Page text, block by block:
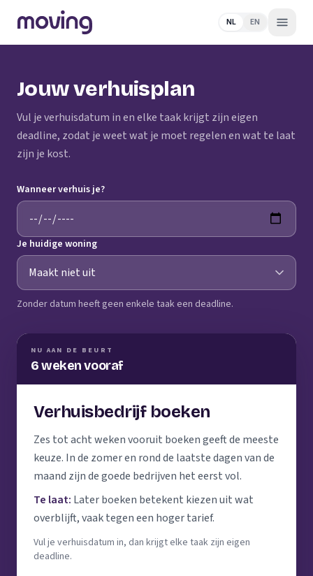
NL EN
Jouw verhuisplan
Vul je verhuisdatum in en elke taak krijgt zijn eigen
deadline, zodat je weet wat je moet regelen en wat te laat
zijn je kost.
Wanneer verhuis je?
Je huidige woning
Zonder datum heeft geen enkele taak een deadline.
NU AAN DE BEURT
6 weken vooraf
Verhuisbedrijf boeken
Zes tot acht weken vooruit boeken geeft de meeste
keuze. In de zomer en rond de laatste dagen van de
maand zijn de goede bedrijven het eerst vol.
Te laat: Later boeken betekent kiezen uit wat
overblijft, vaak tegen een hoger tarief.
Vul je verhuisdatum in, dan krijgt elke taak zijn eigen
deadline.